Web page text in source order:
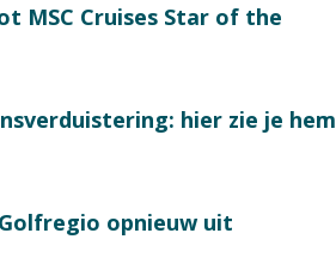
MSC Cruises Star of the
hier zie je hem
opnieuw uit